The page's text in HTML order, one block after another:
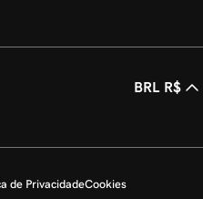
BRL R$
de PrivacidadeCookies